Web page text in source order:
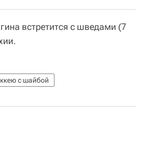
встретится с шведами (7
с шайбой